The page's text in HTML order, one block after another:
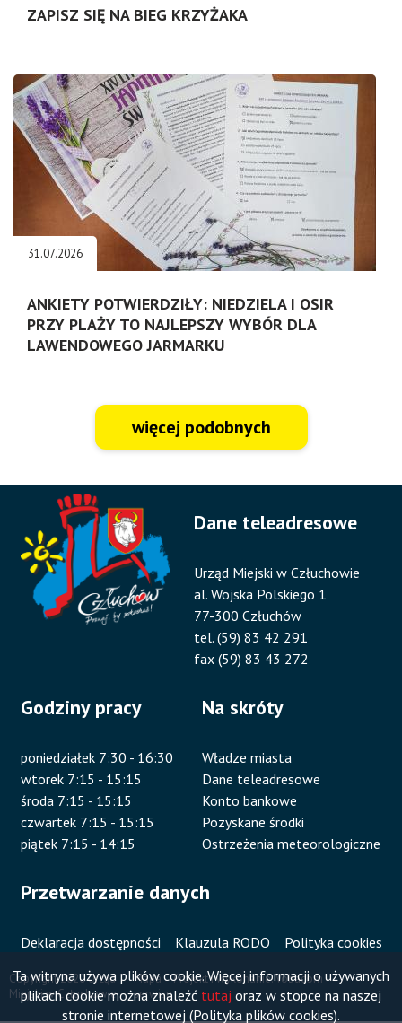
Ta witryna używa plików cookie. Więcej informacji o używanych
plikach cookie można znaleźć tutaj oraz w stopce na naszej
stronie internetowej (Polityka plików cookies).
ZAPISZ SIĘ NA BIEG KRZYŻAKA
31.07.2026
ANKIETY POTWIERDZIŁY: NIEDZIELA I OSIR
PRZY PLAŻY TO NAJLEPSZY WYBÓR DLA
LAWENDOWEGO JARMARKU
więcej podobnych
Dane teleadresowe
Urząd Miejski w Człuchowie
al. Wojska Polskiego 1
77-300 Człuchów
tel. (59) 83 42 291
fax (59) 83 43 272
Godziny pracy
poniedziałek 7:30 - 16:30
wtorek 7:15 - 15:15
środa 7:15 - 15:15
czwartek 7:15 - 15:15
piątek 7:15 - 14:15
Na skróty
Władze miasta
Dane teleadresowe
Konto bankowe
Pozyskane środki
Ostrzeżenia meteorologiczne
Przetwarzanie danych
Deklaracja dostępności Klauzula RODO Polityka cookies
Copyright 2020 Urząd
Miejski w Człuchowie
Stopka
Mapa
serwisu
Projekt i wykonanie:Vobacom